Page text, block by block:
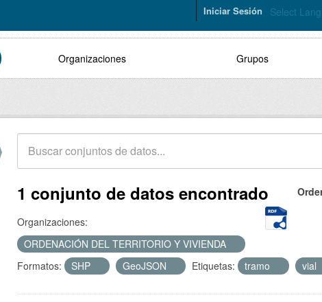
Select
Iniciar Sesión
Organizaciones Grupos
1 conjunto de datos encontrado
Organizaciones:
ORDENACIÓN DEL TERRITORIO Y VIVIENDA
Formatos:
SHP GeoJSON Etiquetas: tramo vial